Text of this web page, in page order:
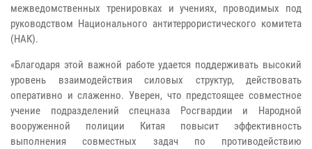
межведомственных тренировках и учениях, проводимых под
руководством Национального антитеррористического комитета
(НАК).
«Благодаря этой важной работе удается поддерживать высокий
уровень взаимодействия силовых структур, действовать
оперативно и слаженно. Уверен, что предстоящее совместное
учение подразделений спецназа Росгвардии и Народной
вооруженной полиции Китая повысит эффективность
выполнения совместных задач по противодействию